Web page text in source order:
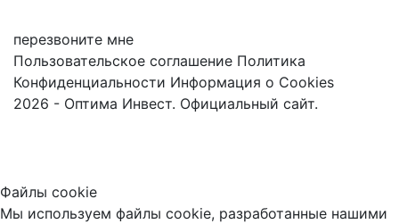
перезвоните мне
Пользовательское соглашение Политика
Конфиденциальности Информация о Cookies
2026 - Оптима Инвест. Официальный сайт.
Файлы cookie
Мы используем файлы cookie, разработанные нашими